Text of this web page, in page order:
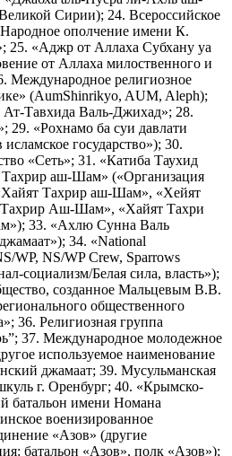
Сирии); 24. Всероссийское
ополчение имени К.
«Аджр от Аллаха Субхану уа
от Аллаха милоственного и
религиозное
(AumShinrikyo, AUM, Aleph);
Тавхида Валь-Джихад»; 28.
29. «Рохнамо ба суи давлати
государство»); 30.
«Сеть»; 31. «Катиба Таухид
аш-Шам» («Организация
Тахрир аш-Шам», «Хейят
Аш-Шам», «Хайят Тахри
33. «Ахлю Сунна Валь
34. «National
WP, NS/WP Crew, Sparrows
социализм/Белая сила, власть»);
созданное Мальцевым В.В.
общественного
36. Религиозная группа
37. Международное молодежное
используемое наименование
джамаат; 39. Мусульманская
г. Оренбург; 40. «Крымско-
батальон имени Номана
военизированное
«Азов» (другие
батальон «Азов», полк «Азов»);